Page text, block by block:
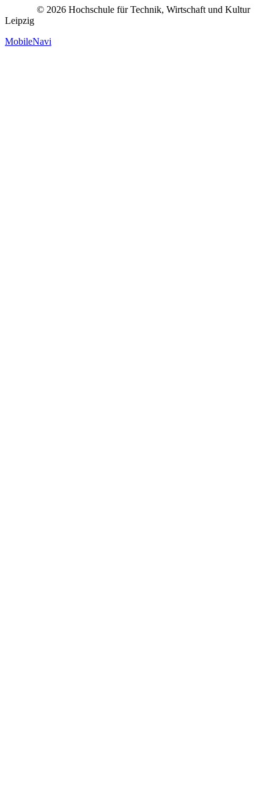
© 2026 Hochschule für Technik, Wirtschaft und Kultur
Leipzig
MobileNavi